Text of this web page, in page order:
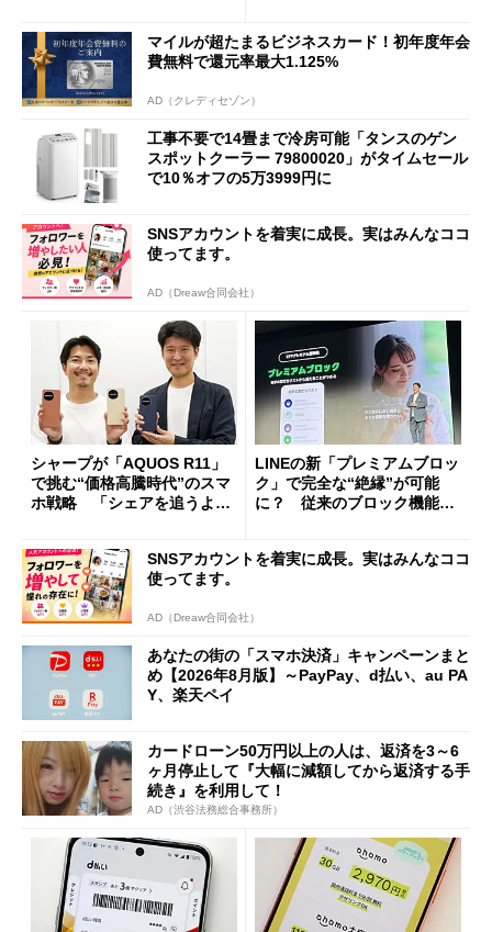
マイルが超たまるビジネスカード！初年度年会
費無料で還元率最大1.125%
AD（クレディセゾン）
工事不要で14畳まで冷房可能「タンスのゲン
スポットクーラー 79800020」がタイムセール
で10％オフの5万3999円に
SNSアカウントを着実に成長。実はみんなココ
使ってます。
AD（Dreaw合同会社）
シャープが「AQUOS R11」
で挑む“価格高騰時代”のスマ
ホ戦略 「シェアを追うより
LINEの新「プレミアムブロッ
ク」で完全な“絶縁”が可能
に？ 従来のブロック機能と
SNSアカウントを着実に成長。実はみんなココ
使ってます。
AD（Dreaw合同会社）
あなたの街の「スマホ決済」キャンペーンまと
め【2026年8月版】～PayPay、d払い、au PA
Y、楽天ペイ
カードローン50万円以上の人は、返済を3～6
ヶ月停止して『大幅に減額してから返済する手
続き』を利用して！
AD（渋谷法務総合事務所）